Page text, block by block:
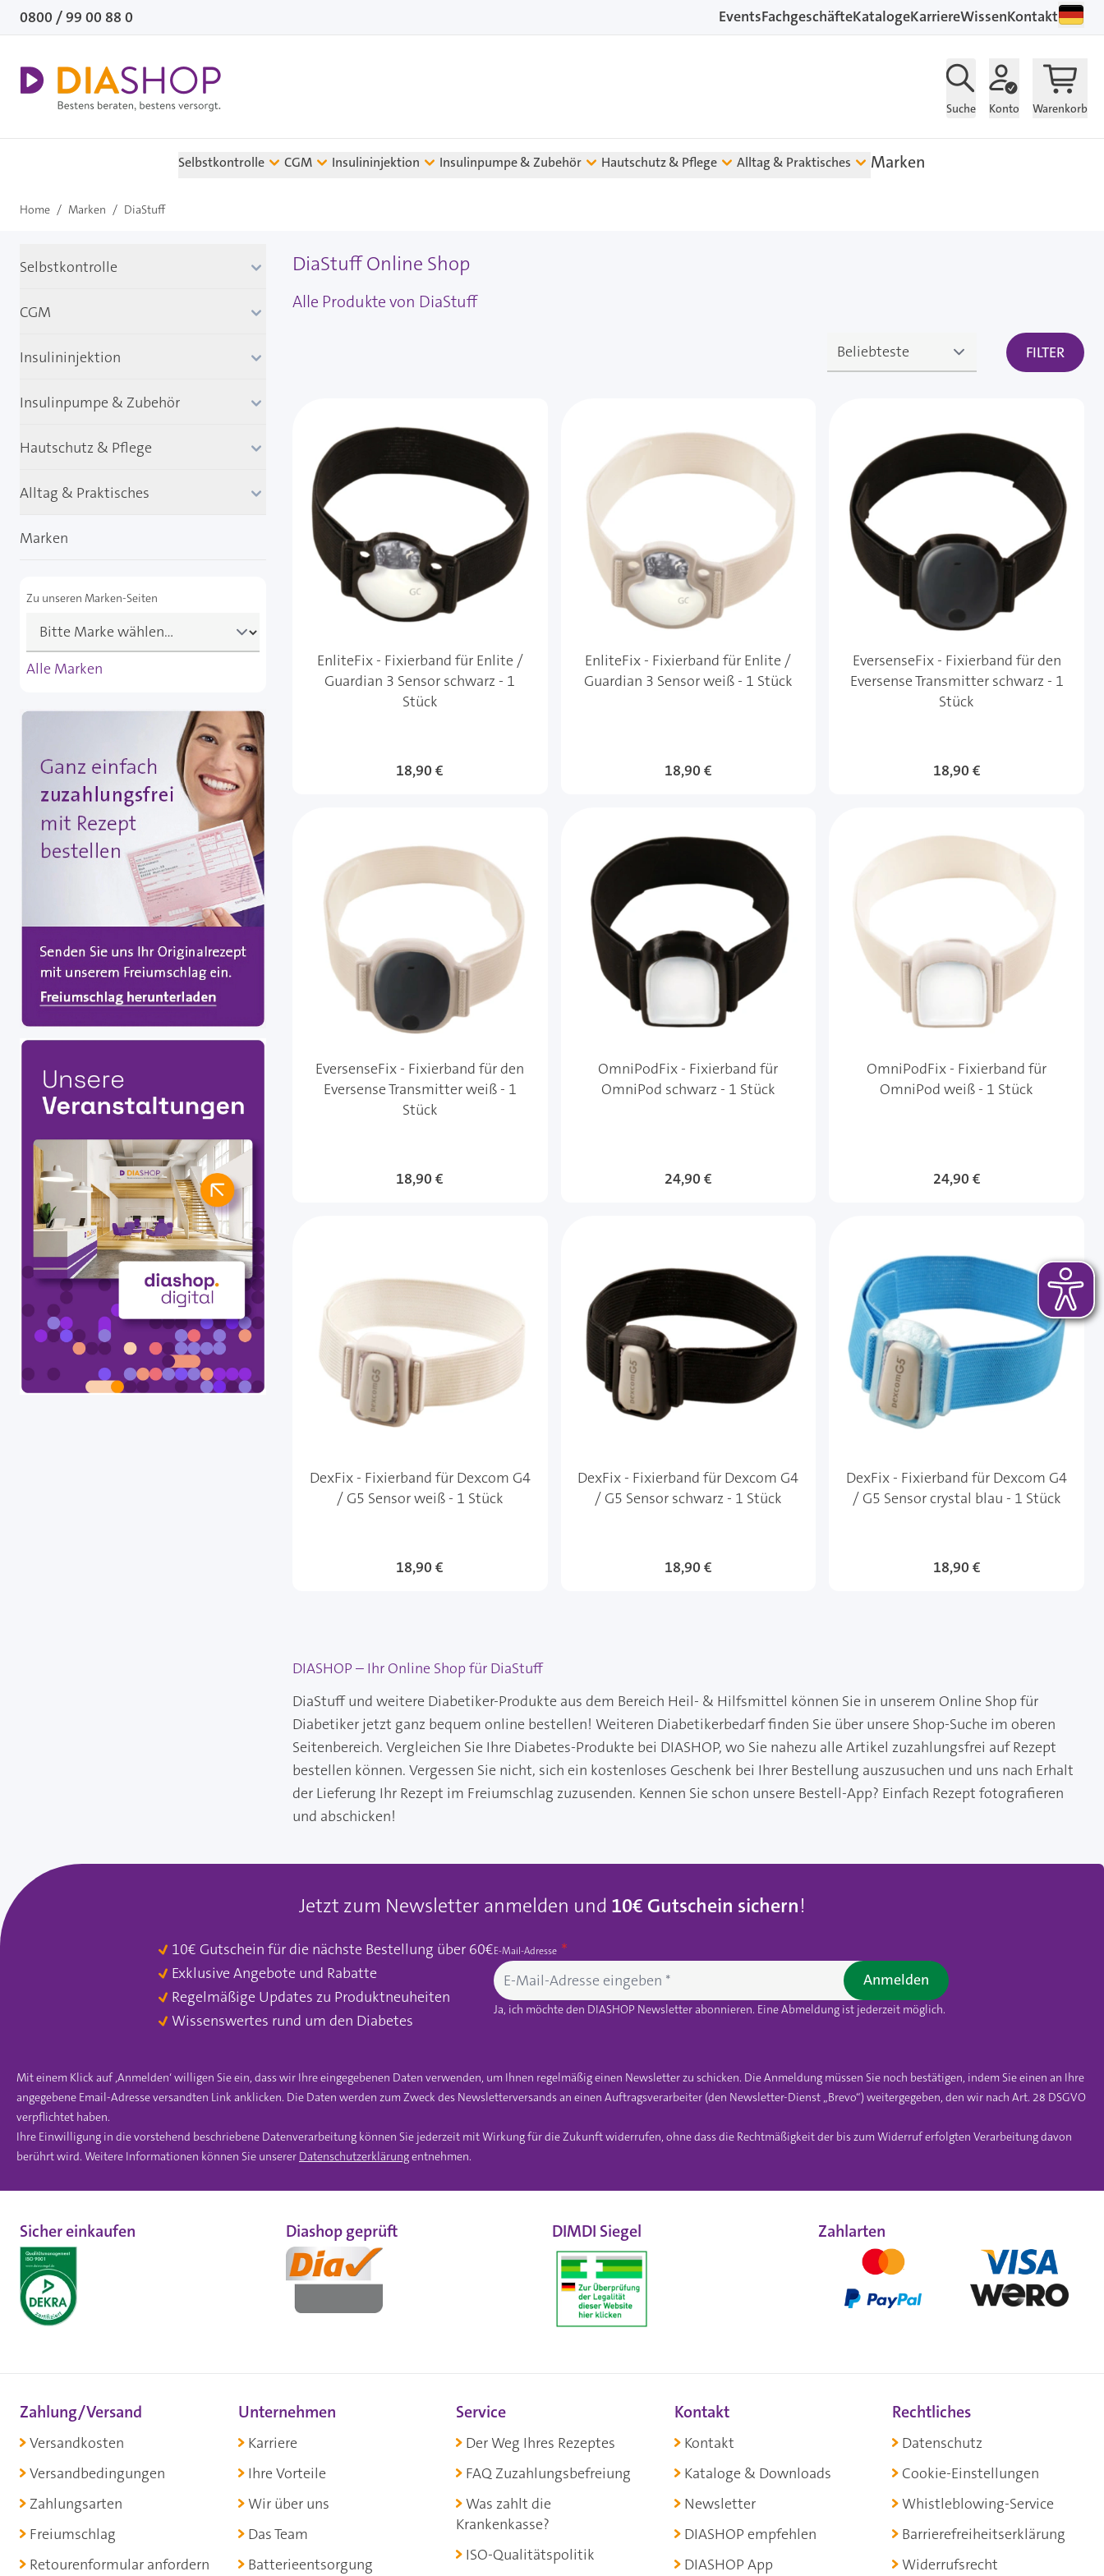
Direkt zum Inhalt
0800 / 99 00 88 0 EventsFachgeschäfteKatalogeKarriereWissenKontakt
Suche Konto Warenkorb
Selbstkontrolle CGM Insulininjektion Insulinpumpe & Zubehör Hautschutz & Pflege Alltag & Praktisches Marken
Home / Marken / DiaStuff
DiaStuff Online Shop
Alle Produkte von DiaStuff
FILTER
EnliteFix - Fixierband für Enlite /
Guardian 3 Sensor schwarz - 1
Stück
18,90 €
EnliteFix - Fixierband für Enlite /
Guardian 3 Sensor weiß - 1 Stück
18,90 €
EversenseFix - Fixierband für den
Eversense Transmitter schwarz - 1
Stück
18,90 €
EversenseFix - Fixierband für den
Eversense Transmitter weiß - 1
Stück
18,90 €
OmniPodFix - Fixierband für
OmniPod schwarz - 1 Stück
24,90 €
OmniPodFix - Fixierband für
OmniPod weiß - 1 Stück
24,90 €
DexFix - Fixierband für Dexcom G4
/ G5 Sensor weiß - 1 Stück
18,90 €
DexFix - Fixierband für Dexcom G4
/ G5 Sensor schwarz - 1 Stück
18,90 €
DexFix - Fixierband für Dexcom G4
/ G5 Sensor crystal blau - 1 Stück
18,90 €
DIASHOP – Ihr Online Shop für DiaStuff
DiaStuff und weitere Diabetiker-Produkte aus dem Bereich Heil- & Hilfsmittel können Sie in unserem Online Shop für
Diabetiker jetzt ganz bequem online bestellen! Weiteren Diabetikerbedarf finden Sie über unsere Shop-Suche im oberen
Seitenbereich. Vergleichen Sie Ihre Diabetes-Produkte bei DIASHOP, wo Sie nahezu alle Artikel zuzahlungsfrei auf Rezept
bestellen können. Vergessen Sie nicht, sich ein kostenloses Geschenk bei Ihrer Bestellung auszusuchen und uns nach Erhalt
der Lieferung Ihr Rezept im Freiumschlag zuzusenden. Kennen Sie schon unsere Bestell-App? Einfach Rezept fotografieren
und abschicken!
Selbstkontrolle
CGM
Insulininjektion
Insulinpumpe & Zubehör
Hautschutz & Pflege
Alltag & Praktisches
Marken
Zu unseren Marken-Seiten
Alle Marken
Jetzt zum Newsletter anmelden und 10€ Gutschein sichern!
10€ Gutschein für die nächste Bestellung über 60€
Exklusive Angebote und Rabatte
Regelmäßige Updates zu Produktneuheiten
Wissenswertes rund um den Diabetes
E-Mail-Adresse
Ja, ich möchte den DIASHOP Newsletter abonnieren. Eine Abmeldung ist jederzeit möglich.
Anmelden
Mit einem Klick auf ‚Anmelden‘ willigen Sie ein, dass wir Ihre eingegebenen Daten verwenden, um Ihnen regelmäßig einen Newsletter zu schicken. Die Anmeldung müssen Sie noch bestätigen, indem Sie einen an Ihre
angegebene Email-Adresse versandten Link anklicken. Die Daten werden zum Zweck des Newsletterversands an einen Auftragsverarbeiter (den Newsletter-Dienst „Brevo“) weitergegeben, den wir nach Art. 28 DSGVO
verpflichtet haben.
Ihre Einwilligung in die vorstehend beschriebene Datenverarbeitung können Sie jederzeit mit Wirkung für die Zukunft widerrufen, ohne dass die Rechtmäßigkeit der bis zum Widerruf erfolgten Verarbeitung davon
berührt wird. Weitere Informationen können Sie unserer Datenschutzerklärungentnehmen.
Sicher einkaufen Diashop geprüft DIMDI Siegel Zahlarten
Zahlung/Versand
Versandkosten
Versandbedingungen
Zahlungsarten
Freiumschlag
Retourenformular anfordern
Unternehmen
Karriere
Ihre Vorteile
Wir über uns
Das Team
Batterieentsorgung
Service
Der Weg Ihres Rezeptes
FAQ Zuzahlungsbefreiung
Was zahlt die
Krankenkasse?
ISO-Qualitätspolitik
Kontakt
Kontakt
Kataloge & Downloads
Newsletter
DIASHOP empfehlen
DIASHOP App
Rechtliches
Datenschutz
Cookie-Einstellungen
Whistleblowing-Service
Barrierefreiheitserklärung
Widerrufsrecht